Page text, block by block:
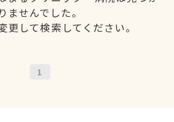
りませんでした。
更して検索してください。
1